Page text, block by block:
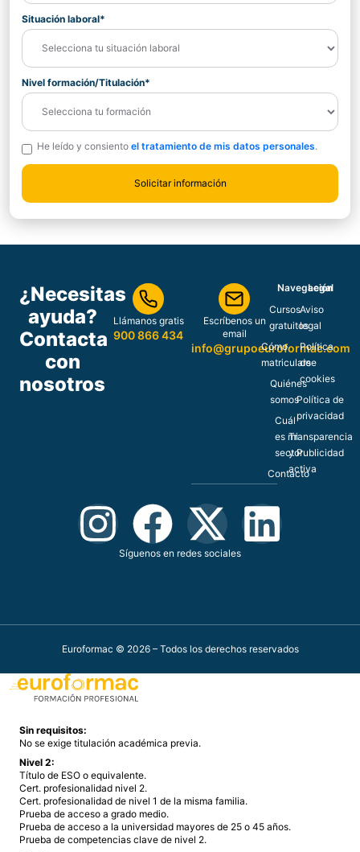
Situación laboral*
Nivel formación/Titulación*
He leído y consiento el tratamiento de mis datos personales.
¿Necesitas
ayuda?
Contacta
con
nosotros
Llámanos gratis
900 866 434
Escríbenos un
email
info@grupoeuroformac.com
Navegación
Cursos
gratuitos
Cómo
matricularse
Quiénes
somos
Cuál
es mi
sector
Contacto
Legal
Aviso
legal
Política
de
cookies
Política de
privacidad
Transparencia
y Publicidad
activa
Síguenos en redes sociales
Euroformac © 2026 – Todos los derechos reservados
Sin requisitos:
No se exige titulación académica previa.
Nivel 2:
Título de ESO o equivalente.
Cert. profesionalidad nivel 2.
Cert. profesionalidad de nivel 1 de la misma familia.
Prueba de acceso a grado medio.
Prueba de acceso a la universidad mayores de 25 o 45 años.
Prueba de competencias clave de nivel 2.